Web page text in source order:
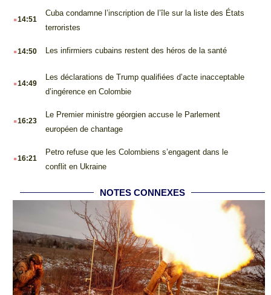
.14:51
Cuba condamne l’inscription de l’île sur la liste des États
terroristes
.14:50 Les infirmiers cubains restent des héros de la santé
.14:49
Les déclarations de Trump qualifiées d’acte inacceptable
d’ingérence en Colombie
.16:23
Le Premier ministre géorgien accuse le Parlement
européen de chantage
.16:21
Petro refuse que les Colombiens s’engagent dans le
conflit en Ukraine
NOTES CONNEXES